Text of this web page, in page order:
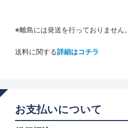
※離島には発送を行っておりません。
送料に関する詳細はコチラ
お支払いについて